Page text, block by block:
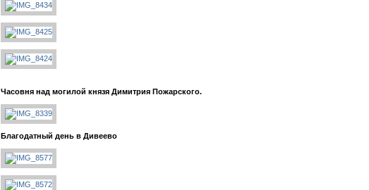
Часовня над могилой князя Димитрия Пожарского.
Благодатный день в Дивеево